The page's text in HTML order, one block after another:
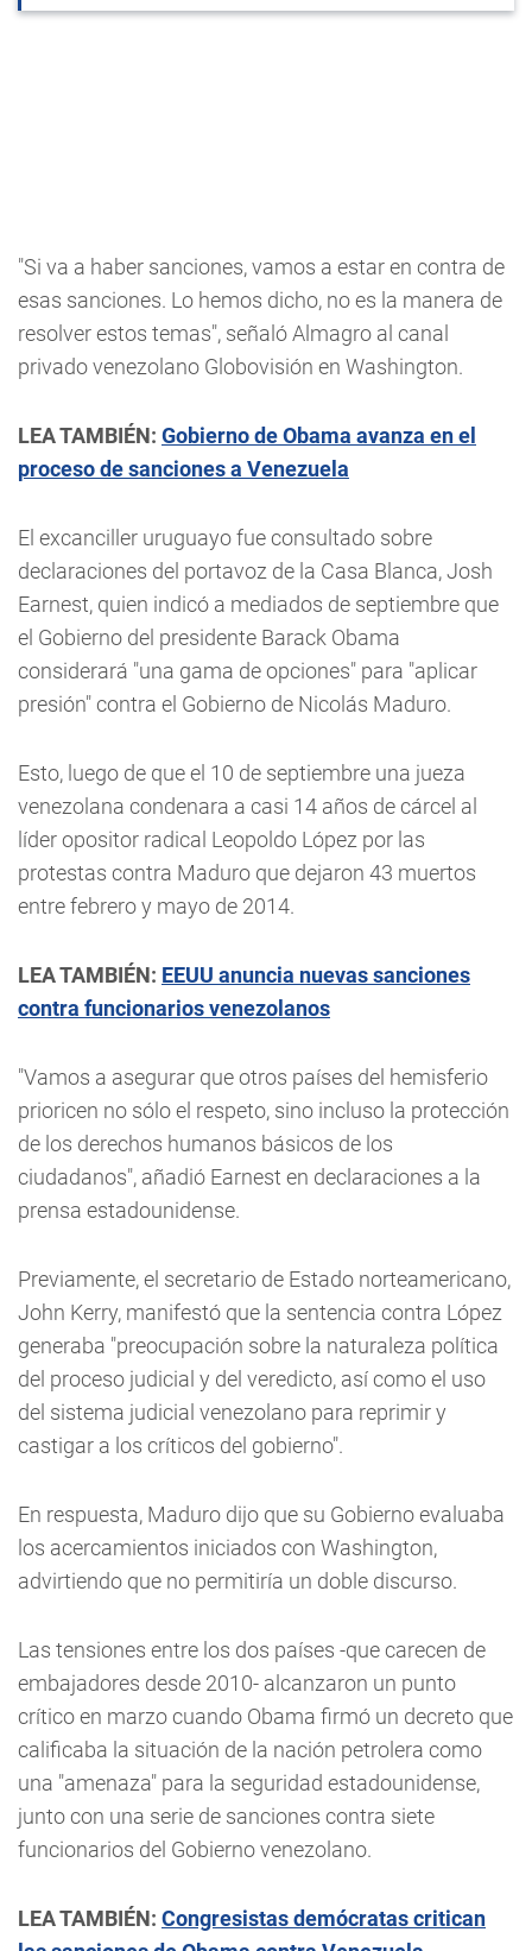
"Si va a haber sanciones, vamos a estar en contra de
esas sanciones. Lo hemos dicho, no es la manera de
resolver estos temas", señaló Almagro al canal
privado venezolano Globovisión en Washington.
LEA TAMBIÉN: Gobierno de Obama avanza en el
proceso de sanciones a Venezuela
El excanciller uruguayo fue consultado sobre
declaraciones del portavoz de la Casa Blanca, Josh
Earnest, quien indicó a mediados de septiembre que
el Gobierno del presidente Barack Obama
considerará "una gama de opciones" para "aplicar
presión" contra el Gobierno de Nicolás Maduro.
Esto, luego de que el 10 de septiembre una jueza
venezolana condenara a casi 14 años de cárcel al
líder opositor radical Leopoldo López por las
protestas contra Maduro que dejaron 43 muertos
entre febrero y mayo de 2014.
LEA TAMBIÉN: EEUU anuncia nuevas sanciones
contra funcionarios venezolanos
"Vamos a asegurar que otros países del hemisferio
prioricen no sólo el respeto, sino incluso la protección
de los derechos humanos básicos de los
ciudadanos", añadió Earnest en declaraciones a la
prensa estadounidense.
Previamente, el secretario de Estado norteamericano,
John Kerry, manifestó que la sentencia contra López
generaba "preocupación sobre la naturaleza política
del proceso judicial y del veredicto, así como el uso
del sistema judicial venezolano para reprimir y
castigar a los críticos del gobierno".
En respuesta, Maduro dijo que su Gobierno evaluaba
los acercamientos iniciados con Washington,
advirtiendo que no permitiría un doble discurso.
Las tensiones entre los dos países -que carecen de
embajadores desde 2010- alcanzaron un punto
crítico en marzo cuando Obama firmó un decreto que
calificaba la situación de la nación petrolera como
una "amenaza" para la seguridad estadounidense,
junto con una serie de sanciones contra siete
funcionarios del Gobierno venezolano.
LEA TAMBIÉN: Congresistas demócratas critican